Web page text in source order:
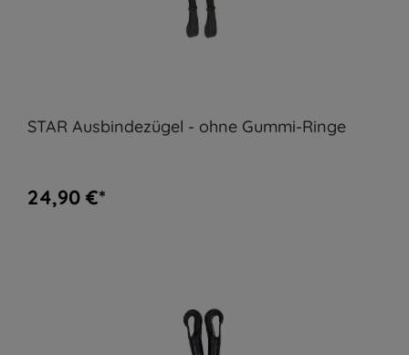
STAR Ausbindezügel - ohne Gummi-Ringe
24,90 €*